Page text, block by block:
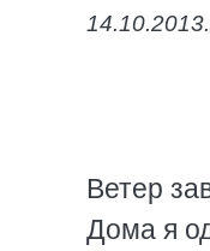
14.10.2013.
Ветер
Дома я